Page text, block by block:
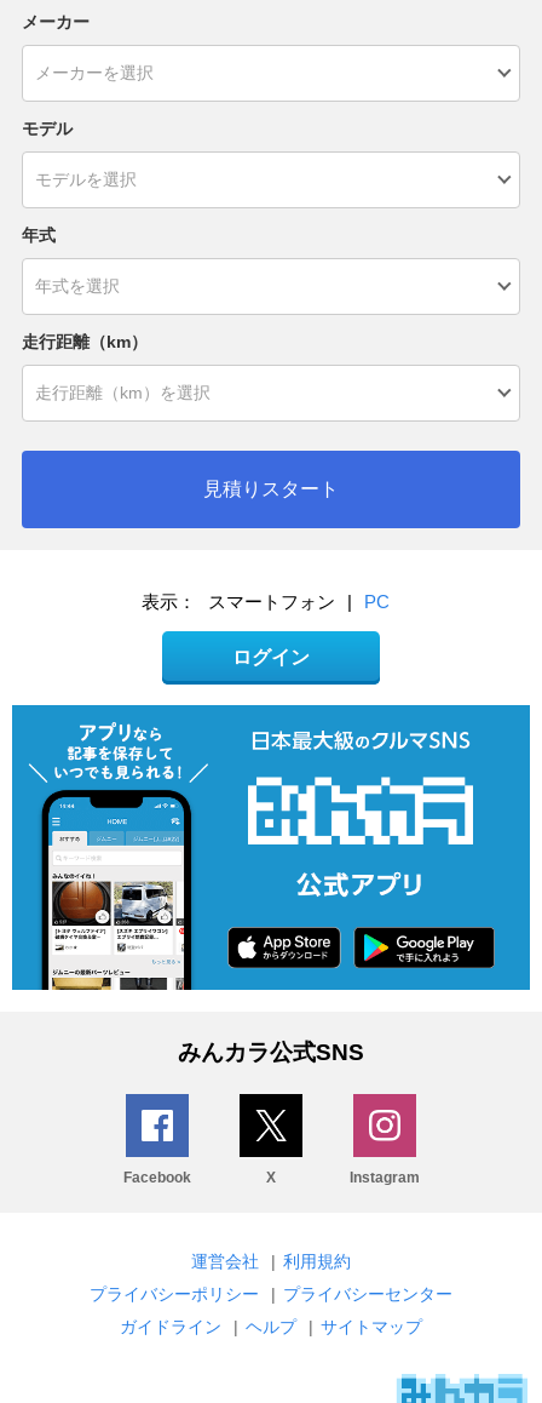
メーカー
モデル
年式
走行距離（km）
見積りスタート
表示： スマートフォン | PC
ログイン
みんカラ公式SNS
Facebook X Instagram
運営会社 | 利用規約
プライバシーポリシー
| プライバシーセンター
ガイドライン
| ヘルプ | サイトマップ